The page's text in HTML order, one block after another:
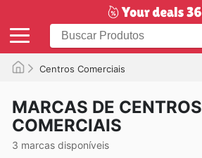
Centros Comerciais
MARCAS DE CENTROS
COMERCIAIS
3 marcas disponíveis